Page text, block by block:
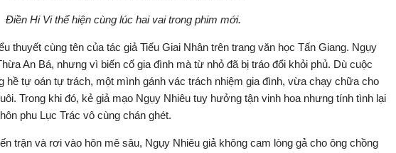
Điền Hi Vi thể hiện cùng lúc hai vai trong phim mới.
thuyết cùng tên của tác giả Tiếu Giai Nhân trên trang văn học Tấn Giang. Ngụy
An Bá, nhưng vì biến cố gia đình mà từ nhỏ đã bị tráo đổi khỏi phủ. Dù cuộc
hề tự oán tự trách, một mình gánh vác trách nhiệm gia đình, vừa chạy chữa cho
Trong khi đó, kẻ giả mạo Ngụy Nhiêu tuy hưởng tận vinh hoa nhưng tính tình lại
phu Lục Trác vô cùng chán ghét.​
trận và rơi vào hôn mê sâu, Ngụy Nhiêu giả không cam lòng gả cho ông chồng